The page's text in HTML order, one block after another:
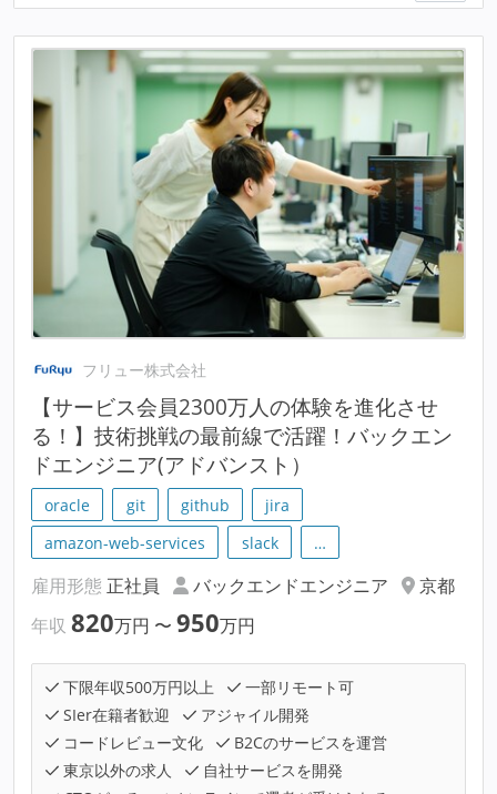
フリュー株式会社
【サービス会員2300万人の体験を進化させ
る！】技術挑戦の最前線で活躍！バックエン
ドエンジニア(アドバンスト）
oracle git github
jira
amazon-web-services
slack …
雇用形態 正社員 バックエンドエンジニア
京都
年収 820万円 〜 950万円
下限年収500万円以上
一部リモート可
SIer在籍者歓迎
アジャイル開発
コードレビュー文化
B2Cのサービスを運営
東京以外の求人
自社サービスを開発